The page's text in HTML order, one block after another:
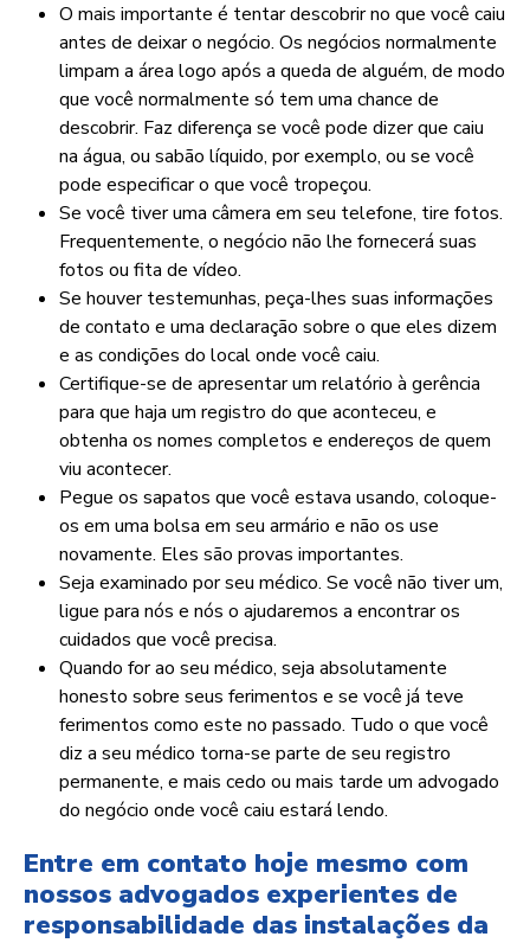
O mais importante é tentar descobrir no que você caiu
antes de deixar o negócio. Os negócios normalmente
limpam a área logo após a queda de alguém, de modo
que você normalmente só tem uma chance de
descobrir. Faz diferença se você pode dizer que caiu
na água, ou sabão líquido, por exemplo, ou se você
pode especificar o que você tropeçou.
Se você tiver uma câmera em seu telefone, tire fotos.
Frequentemente, o negócio não lhe fornecerá suas
fotos ou fita de vídeo.
Se houver testemunhas, peça-lhes suas informações
de contato e uma declaração sobre o que eles dizem
e as condições do local onde você caiu.
Certifique-se de apresentar um relatório à gerência
para que haja um registro do que aconteceu, e
obtenha os nomes completos e endereços de quem
viu acontecer.
Pegue os sapatos que você estava usando, coloque-
os em uma bolsa em seu armário e não os use
novamente. Eles são provas importantes.
Seja examinado por seu médico. Se você não tiver um,
ligue para nós e nós o ajudaremos a encontrar os
cuidados que você precisa.
Quando for ao seu médico, seja absolutamente
honesto sobre seus ferimentos e se você já teve
ferimentos como este no passado. Tudo o que você
diz a seu médico torna-se parte de seu registro
permanente, e mais cedo ou mais tarde um advogado
do negócio onde você caiu estará lendo.
Entre em contato hoje mesmo com
nossos advogados experientes de
responsabilidade das instalações da